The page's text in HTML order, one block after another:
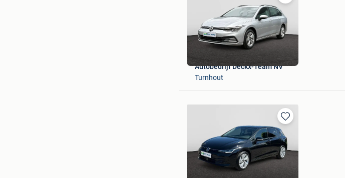
Bewaren
in
Mijn
Favorieten
Autobedrijf Deckx-Team NV
Turnhout
Bewaren
in
Mijn
Favorieten